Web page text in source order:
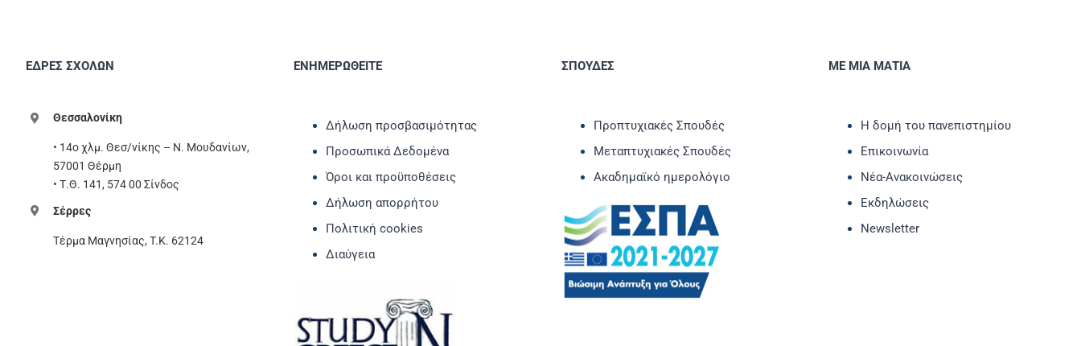
ΕΔΡΕΣ ΣΧΟΛΩΝ
Θεσσαλονίκη
• 14ο χλμ. Θεσ/νίκης – Ν. Μουδανίων,
57001 Θέρμη
• Τ.Θ. 141, 574 00 Σίνδος
Σέρρες
Τέρμα Μαγνησίας, T.K. 62124
ΕΝΗΜΕΡΩΘΕΙΤΕ
Δήλωση προσβασιμότητας
Προσωπικά Δεδομένα
Όροι και προϋποθέσεις
Δήλωση απορρήτου
Πολιτική cookies
Διαύγεια
ΣΠΟΥΔΕΣ
Προπτυχιακές Σπουδές
Μεταπτυχιακές Σπουδές
Ακαδημαϊκό ημερολόγιο
ΜΕ ΜΙΑ ΜΑΤΙΑ
Η δομή του πανεπιστημίου
Επικοινωνία
Νέα-Ανακοινώσεις
Εκδηλώσεις
Newsletter